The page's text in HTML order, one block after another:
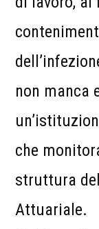
non manca
che
struttura
Attuariale.